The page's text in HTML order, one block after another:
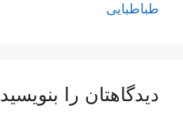
طباطبایی
دیدگاهتان را بنویسید